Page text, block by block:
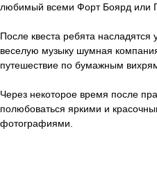
любимый всеми Форт Боярд или
После квеста ребята
веселую музыку шумная
путешествие по бумажным
Через некоторое время после
полюбоваться яркими и
фотографиями.